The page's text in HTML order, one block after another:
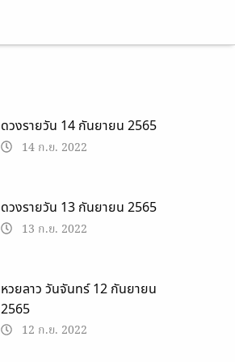
ดวงรายวัน 14 กันยายน 2565
14 ก.ย. 2022
ดวงรายวัน 13 กันยายน 2565
13 ก.ย. 2022
หวยลาว วันจันทร์ 12 กันยายน
2565
12 ก.ย. 2022